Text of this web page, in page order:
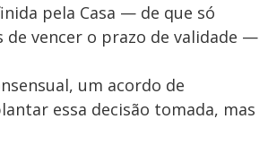
pela Casa — de que só
de vencer o prazo de validade —
um acordo de
essa decisão tomada, mas